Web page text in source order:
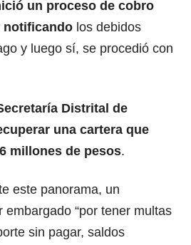
un proceso de cobro
notificando los debidos
y luego sí, se procedió con
Distrital de
una cartera que
millones de pesos.
este panorama, un
embargado “por tener multas
sin pagar, saldos